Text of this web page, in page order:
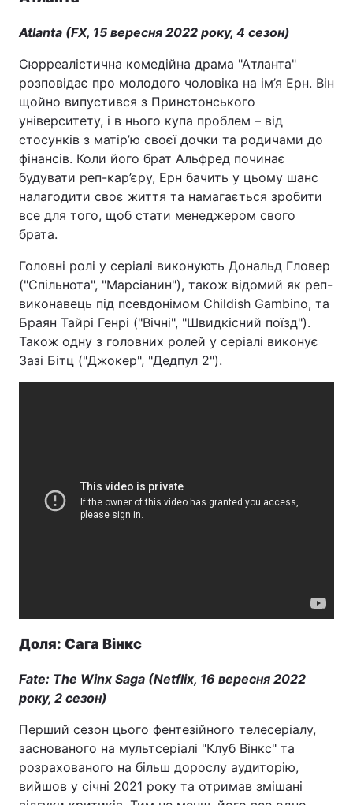
Atlanta (FX, 15 вересня 2022 року, 4 сезон)
Сюрреалістична комедійна драма "Атланта"
розповідає про молодого чоловіка на ім’я Ерн. Він
щойно випустився з Принстонського
університету, і в нього купа проблем – від
стосунків з матір’ю своєї дочки та родичами до
фінансів. Коли його брат Альфред починає
будувати реп-кар’єру, Ерн бачить у цьому шанс
налагодити своє життя та намагається зробити
все для того, щоб стати менеджером свого
брата.
Головні ролі у серіалі виконують Дональд Гловер
("Спільнота", "Марсіанин"), також відомий як реп-
виконавець під псевдонімом Childish Gambino, та
Браян Тайрі Генрі ("Вічні", "Швидкісний поїзд").
Також одну з головних ролей у серіалі виконує
Зазі Бітц ("Джокер", "Дедпул 2").
Доля: Сага Вінкс
Fate: The Winx Saga (Netflix, 16 вересня 2022
року, 2 сезон)
Перший сезон цього фентезійного телесеріалу,
заснованого на мультсеріалі "Клуб Вінкс" та
розрахованого на більш дорослу аудиторію,
вийшов у січні 2021 року та отримав змішані